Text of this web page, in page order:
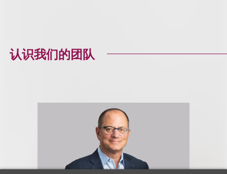
认识我们的团队